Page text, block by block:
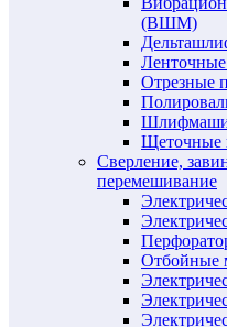
(ВШМ)
Отрезные
Щеточные
Сверление,
перемешивание
Отбойные